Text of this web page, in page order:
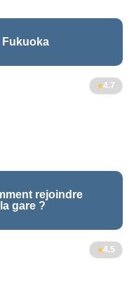
Fukuoka
4.7
rejoindre
gare ?
4.5